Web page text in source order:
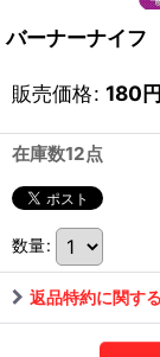
バーナーナイ
販売価格: 180円
在庫数12点
数量:
返品特約に関す